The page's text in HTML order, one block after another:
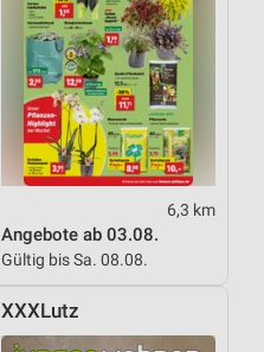
6,3 km
Angebote ab 03.08.
Gültig bis Sa. 08.08.
XXXLutz